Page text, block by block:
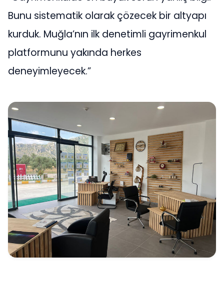
Bunu sistematik olarak çözecek bir altyapı
kurduk. Muğla’nın ilk denetimli gayrimenkul
platformunu yakında herkes
deneyimleyecek.”